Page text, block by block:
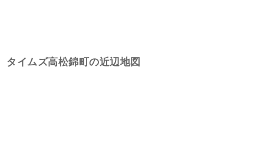
タイムズ高松錦町の近辺地図